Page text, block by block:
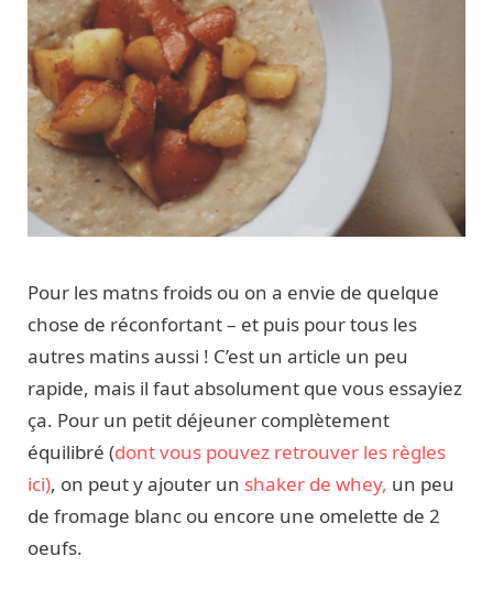
Pour les matns froids ou on a envie de quelque
chose de réconfortant – et puis pour tous les
autres matins aussi ! C’est un article un peu
rapide, mais il faut absolument que vous essayiez
ça. Pour un petit déjeuner complètement
équilibré (dont vous pouvez retrouver les règles
ici), on peut y ajouter un shaker de whey, un peu
de fromage blanc ou encore une omelette de 2
oeufs.